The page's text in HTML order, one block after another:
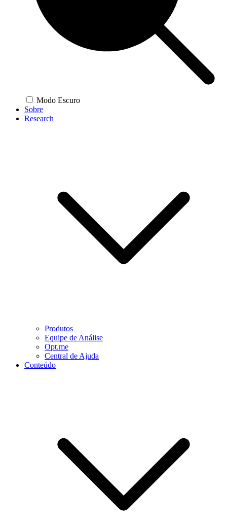
Modo Escuro
Sobre
Research
Produtos
Equipe de Análise
Opt.me
Central de Ajuda
Conteúdo